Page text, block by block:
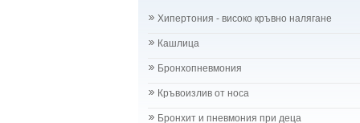
Рубеола
Температура - висока
Хрема при бебето и детето
Бъбреци
Бъбречна поликистоза
Хипертония - високо кръвно налягане
Кашлица
Бронхопневмония
Кръвоизлив от носа
Бронхит и пневмония при деца